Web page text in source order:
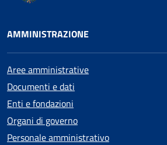
AMMINISTRAZIONE
Aree amministrative
Documenti e dati
Enti e fondazioni
Organi di governo
Personale amministrativo